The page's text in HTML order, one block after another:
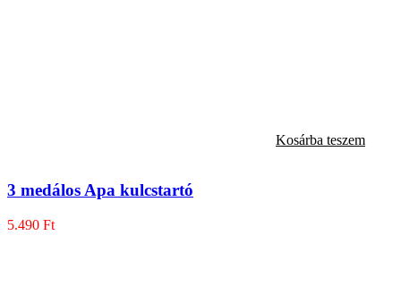
Kosárba teszem
3 medálos Apa kulcstartó
5.490 Ft